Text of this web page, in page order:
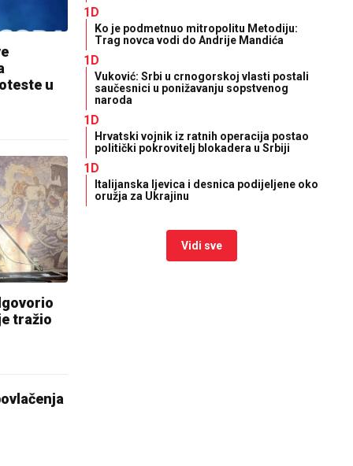
u
tražio
1D
Ko je podmetnuo mitropolitu Metodiju:
Trag novca vodi do Andrije Mandića
1D
Vuković: Srbi u crnogorskoj vlasti postali
saučesnici u ponižavanju sopstvenog
naroda
1D
Hrvatski vojnik iz ratnih operacija postao
politički pokrovitelj blokadera u Srbiji
1D
Italijanska ljevica i desnica podijeljene oko
oružja za Ukrajinu
Vidi sve